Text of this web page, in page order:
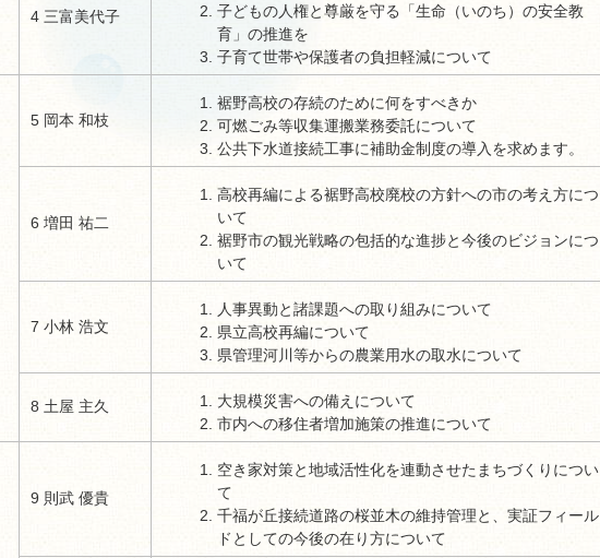
4 三富美代子
子どもの人権と尊厳を守る「生命（いのち）の安全教
育」の推進を
子育て世帯や保護者の負担軽減について
5 岡本 和枝
裾野高校の存続のために何をすべきか
可燃ごみ等収集運搬業務委託について
公共下水道接続工事に補助金制度の導入を求めます。
6 増田 祐二
高校再編による裾野高校廃校の方針への市の考え方につ
いて
裾野市の観光戦略の包括的な進捗と今後のビジョンにつ
いて
7 小林 浩文
人事異動と諸課題への取り組みについて
県立高校再編について
県管理河川等からの農業用水の取水について
8 土屋 主久
大規模災害への備えについて
市内への移住者増加施策の推進について
9 則武 優貴
空き家対策と地域活性化を連動させたまちづくりについ
て
千福が丘接続道路の桜並木の維持管理と、実証フィール
ドとしての今後の在り方について